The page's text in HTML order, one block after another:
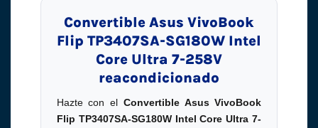
Convertible Asus VivoBook
Flip TP3407SA-SG180W Intel
Core Ultra 7-258V
reacondicionado
Hazte con el Convertible Asus VivoBook
Flip TP3407SA-SG180W Intel Core Ultra 7-